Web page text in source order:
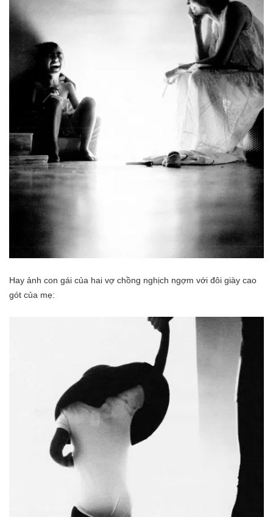
Hay ảnh con gái của hai vợ chồng nghịch ngợm với đôi giày cao
gót của mẹ: